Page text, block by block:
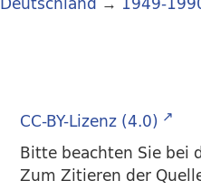
CC-BY-Lizenz (4.0)
Bitte beachten Sie bei
Zum Zitieren der